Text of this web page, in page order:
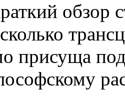
обзор
присуща